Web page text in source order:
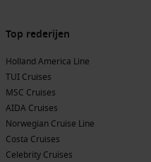
Eilanden kunnen ook
:De hoofdstad van de
prachtige
Bezoek het Falkland
spotten.
Top rederijen
Holland America Line
TUI Cruises
MSC Cruises
AIDA Cruises
Norwegian Cruise Line
Costa Cruises
Celebrity Cruises